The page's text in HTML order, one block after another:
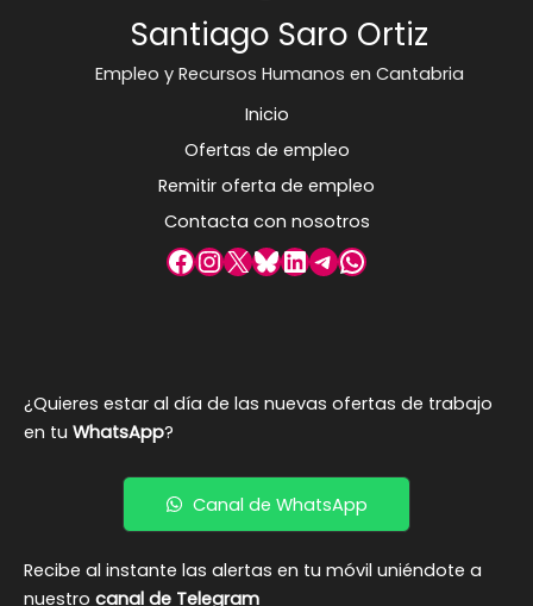
Santiago Saro Ortiz
Empleo y Recursos Humanos en Cantabria
Inicio
Ofertas de empleo
Remitir oferta de empleo
Contacta con nosotros
Facebook
Instagram
X Bluesky
LinkedIn
Telegram
WhatsApp
¿Quieres estar al día de las nuevas ofertas de trabajo
en tu WhatsApp?
Canal de WhatsApp
Recibe al instante las alertas en tu móvil uniéndote a
nuestro canal de Telegram